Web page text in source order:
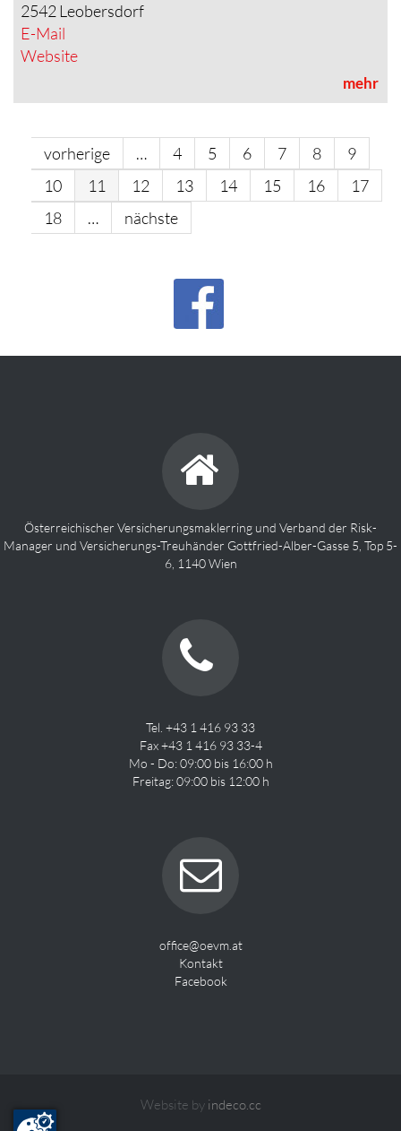
2542 Leobersdorf
E-Mail
Website
mehr
vorherige … 4 5 6 7 8
9
10
11 12 13 14 15 16
17
18
… nächste
Österreichischer Versicherungsmaklerring und Verband der Risk-
Manager und Versicherungs-Treuhänder Gottfried-Alber-Gasse 5, Top 5-
6, 1140 Wien
Tel. +43 1 416 93 33
Fax +43 1 416 93 33-4
Mo - Do: 09:00 bis 16:00 h
Freitag: 09:00 bis 12:00 h
office@oevm.at
Kontakt
Facebook
Website by indeco.cc